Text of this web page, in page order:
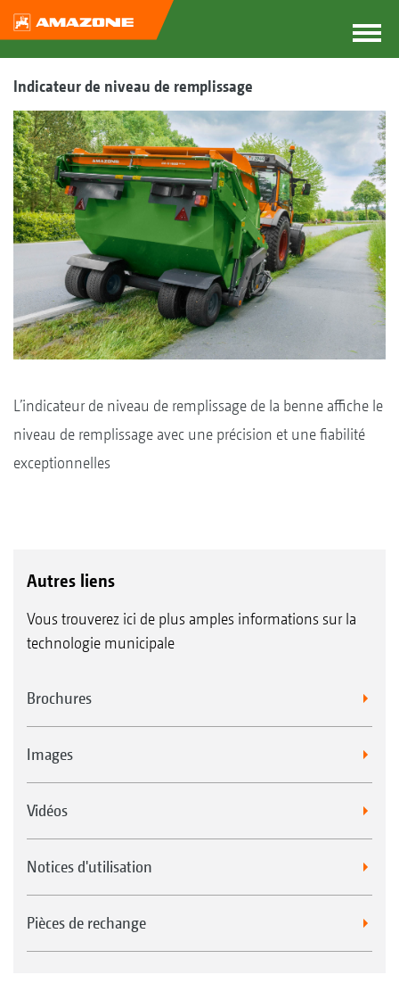
Indicateur de niveau de remplissage
L’indicateur de niveau de remplissage de la benne affiche le
niveau de remplissage avec une précision et une fiabilité
exceptionnelles
Autres liens
Vous trouverez ici de plus amples informations sur la
technologie municipale
Brochures
Images
Vidéos
Notices d'utilisation
Pièces de rechange